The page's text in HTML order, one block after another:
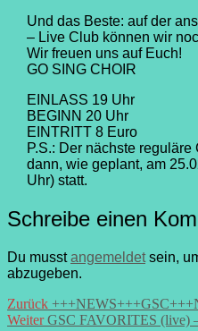
Und das Beste: auf der
– Live Club können wir
Wir freuen uns auf Euch!
GO SING CHOIR
EINLASS 19 Uhr
BEGINN 20 Uhr
EINTRITT 8 Euro
P.S.: Der nächste
dann, wie geplant, am
Uhr) statt.
Schreibe einen
Du musstangemeldetsein,
abzugeben.
Beitrags-
Zurück Vorheriger
Beitrag:
Weiter Nächster
GSC FAVORITES (live)